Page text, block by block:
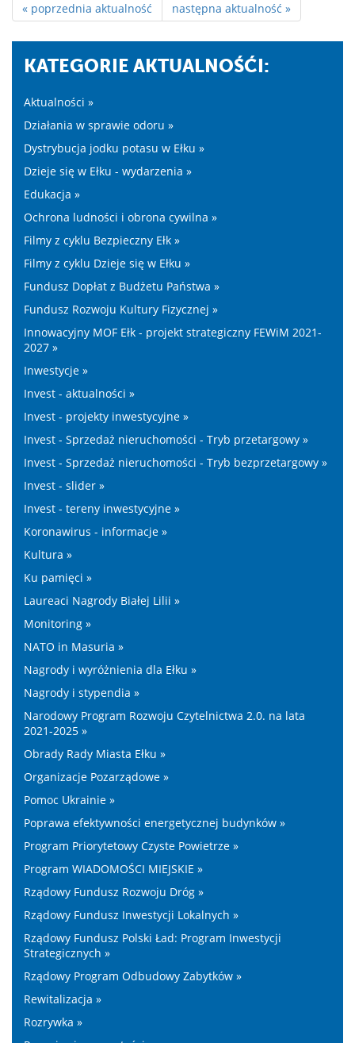
« poprzednia aktualność następna aktualność »
KATEGORIE AKTUALNOŚĆI:
Aktualności »
Działania w sprawie odoru »
Dystrybucja jodku potasu w Ełku »
Dzieje się w Ełku - wydarzenia »
Edukacja »
Ochrona ludności i obrona cywilna »
Filmy z cyklu Bezpieczny Ełk »
Filmy z cyklu Dzieje się w Ełku »
Fundusz Dopłat z Budżetu Państwa »
Fundusz Rozwoju Kultury Fizycznej »
Innowacyjny MOF Ełk - projekt strategiczny FEWiM 2021-
2027 »
Inwestycje »
Invest - aktualności »
Invest - projekty inwestycyjne »
Invest - Sprzedaż nieruchomości - Tryb przetargowy »
Invest - Sprzedaż nieruchomości - Tryb bezprzetargowy »
Invest - slider »
Invest - tereny inwestycyjne »
Koronawirus - informacje »
Kultura »
Ku pamięci »
Laureaci Nagrody Białej Lilii »
Monitoring »
NATO in Masuria »
Nagrody i wyróżnienia dla Ełku »
Nagrody i stypendia »
Narodowy Program Rozwoju Czytelnictwa 2.0. na lata
2021-2025 »
Obrady Rady Miasta Ełku »
Organizacje Pozarządowe »
Pomoc Ukrainie »
Poprawa efektywności energetycznej budynków »
Program Priorytetowy Czyste Powietrze »
Program WIADOMOŚCI MIEJSKIE »
Rządowy Fundusz Rozwoju Dróg »
Rządowy Fundusz Inwestycji Lokalnych »
Rządowy Fundusz Polski Ład: Program Inwestycji
Strategicznych »
Rządowy Program Odbudowy Zabytków »
Rewitalizacja »
Rozrywka »